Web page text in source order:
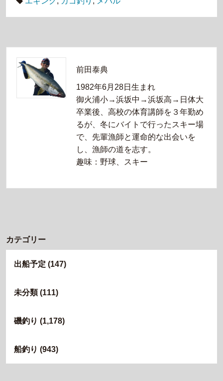
前田泰典
1982年6月28日生まれ
御火浦小→浜坂中→浜坂高→日体大
卒業後、高校の体育講師を３年勤め
るが、冬にバイトで行ったスキー場
で、先輩漁師と運命的な出会いを
し、漁師の道を志す。
趣味：野球、スキー
カテゴリー
出船予定 (147)
未分類(111)
磯釣り (1,178)
船釣り (943)